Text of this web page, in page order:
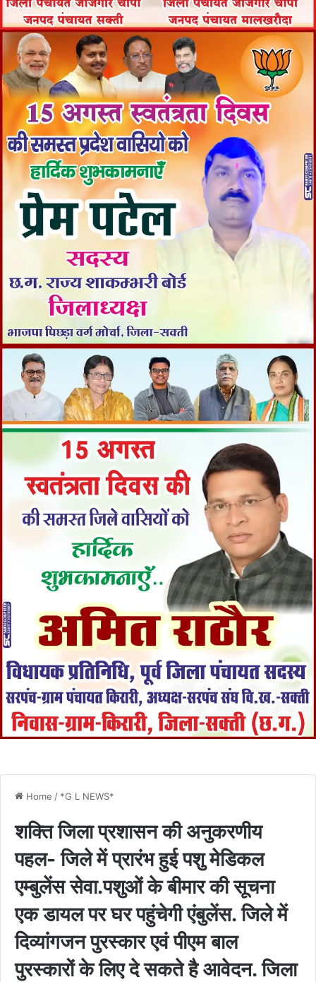
Home / *G L NEWS*
शक्ति जिला प्रशासन की अनुकरणीय
पहल- जिले में प्रारंभ हुई पशु मेडिकल
एम्बुलेंस सेवा.पशुओं के बीमार की सूचना
एक डायल पर घर पहुंचेगी एंबुलेंस. जिले में
दिव्यांगजन पुरस्कार एवं पीएम बाल
पुरस्कारों के लिए दे सकते है आवेदन. जिला